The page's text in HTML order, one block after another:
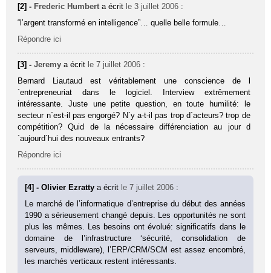
[2] - Frederic Humbert a écrit le 3 juillet 2006 :
“l’argent transformé en intelligence”… quelle belle formule…
Répondre ici
[3] -Jeremy a écrit le 7 juillet 2006 :
Bernard Liautaud est véritablement une conscience de l
´entrepreneuriat dans le logiciel. Interview extrêmement
intéressante. Juste une petite question, en toute humilité: le
secteur n´est-il pas engorgé? N´y a-t-il pas trop d´acteurs? trop de
compétition? Quid de la nécessaire différenciation au jour d
´aujourd´hui des nouveaux entrants?
Répondre ici
[4] - Olivier Ezrattya écrit le 7 juillet 2006 :
Le marché de l’informatique d’entreprise du début des années
1990 a sérieusement changé depuis. Les opportunités ne sont
plus les mêmes. Les besoins ont évolué: significatifs dans le
domaine de l’infrastructure ‘sécurité, consolidation de
serveurs, middleware), l’ERP/CRM/SCM est assez encombré,
les marchés verticaux restent intéressants.